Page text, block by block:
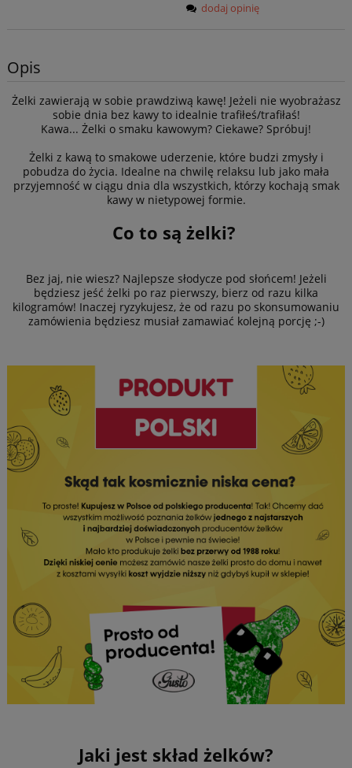
dodaj opinię
Opis
Żelki zawierają w sobie prawdziwą kawę! Jeżeli nie wyobrażasz
sobie dnia bez kawy to idealnie trafiłeś/trafiłaś!
Kawa... Żelki o smaku kawowym? Ciekawe? Spróbuj!
Żelki z kawą to smakowe uderzenie, które budzi zmysły i
pobudza do życia. Idealne na chwilę relaksu lub jako mała
przyjemność w ciągu dnia dla wszystkich, którzy kochają smak
kawy w nietypowej formie.
Co to są żelki?
Bez jaj, nie wiesz? Najlepsze słodycze pod słońcem! Jeżeli
będziesz jeść żelki po raz pierwszy, bierz od razu kilka
kilogramów! Inaczej ryzykujesz, że od razu po skonsumowaniu
zamówienia będziesz musiał zamawiać kolejną porcję ;-)
Jaki jest skład żelków?